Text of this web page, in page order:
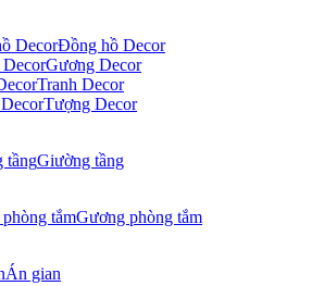
Đồng hồ Decor
Gương Decor
Tranh Decor
Tượng Decor
Giường tầng
Gương phòng tắm
Án gian